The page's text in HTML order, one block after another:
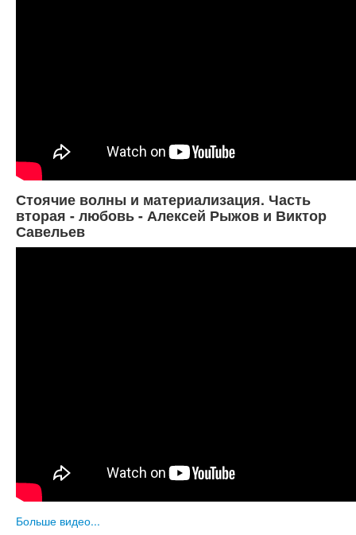
Стоячие волны и материализация. Часть
вторая - любовь - Алексей Рыжов и Виктор
Савельев
Больше видео...